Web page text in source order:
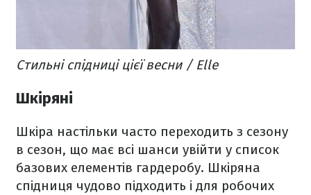
Стильні спідниці цієї весни / Elle
Шкіряні
Шкіра настільки часто переходить з сезону
в сезон, що має всі шанси увійти у список
базових елементів гардеробу. Шкіряна
спідниця чудово підходить і для робочих